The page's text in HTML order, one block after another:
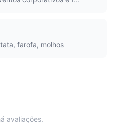
farofa, molhos
avaliações.